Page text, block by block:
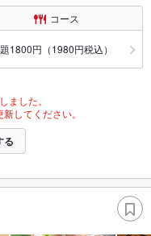
コース
1800円（1980円税込）
ました。
してください。
る